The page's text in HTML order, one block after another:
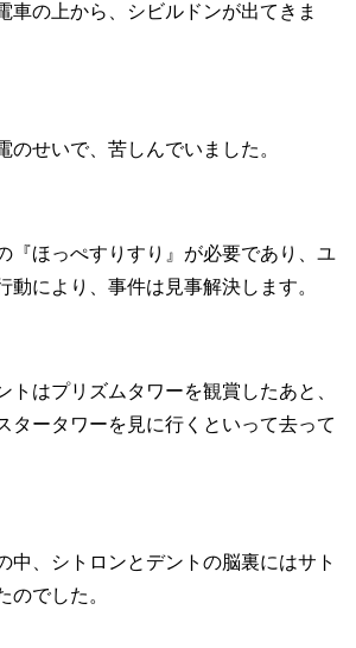
車の上から、シビルドンが出てきま
のせいで、苦しんでいました。
『ほっぺすりすり』が必要であり、ユ
動により、事件は見事解決します。
トはプリズムタワーを観賞したあと、
タータワーを見に行くといって去って
中、シトロンとデントの脳裏にはサト
のでした。